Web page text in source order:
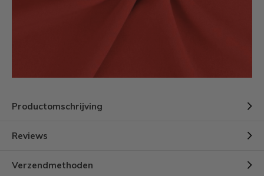
Productomschrijving
Reviews
Verzendmethoden